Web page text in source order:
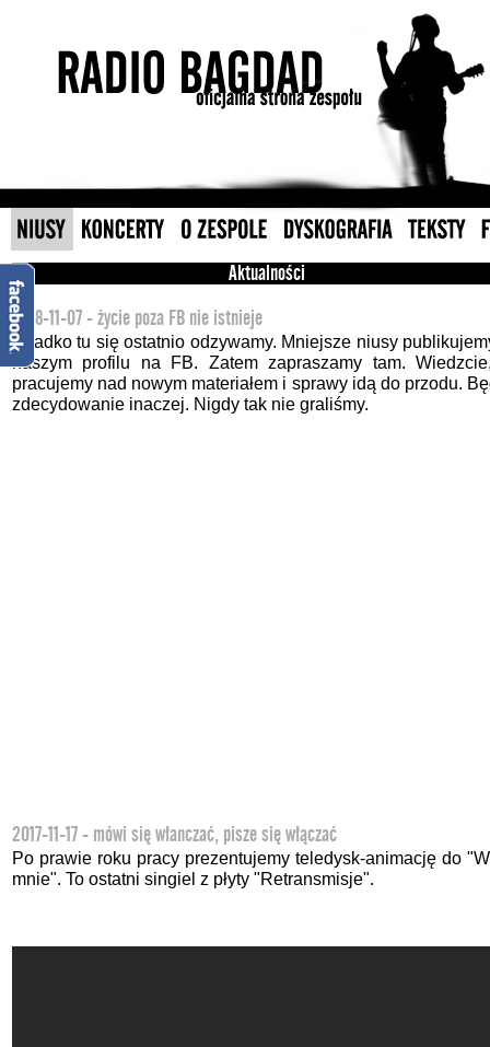
Aktualności
2018-11-07 - życie poza FB nie istnieje
Rzadko tu się ostatnio odzywamy. Mniejsze niusy
naszym profilu na FB. Zatem zapraszamy tam.
pracujemy nad nowym materiałem i sprawy idą do przodu.
zdecydowanie inaczej. Nigdy tak nie graliśmy.
2017-11-17 - mówi się włanczać, pisze się włączać
Po prawie roku pracy prezentujemy teledysk-animację do
mnie". To ostatni singiel z płyty "Retransmisje".